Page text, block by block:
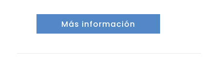
Más información